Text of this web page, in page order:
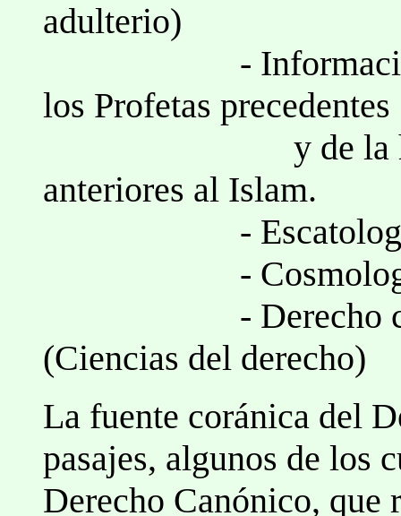
adulterio)
- Información
los Profetas precedentes
y de la historia
anteriores al Islam.
-
-
- Derecho
(Ciencias del derecho)
La fuente coránica del
pasajes, algunos de los
Derecho Canónico, que